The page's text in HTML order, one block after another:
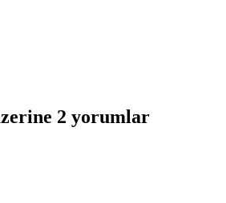
2 yorumlar